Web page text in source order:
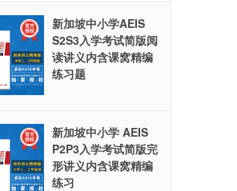
新加坡中小学AEIS
S2S3入学考试简版阅
读讲义内含课窝精编
练习题
新加坡中小学 AEIS
P2P3入学考试简版完
形讲义内含课窝精编
练习